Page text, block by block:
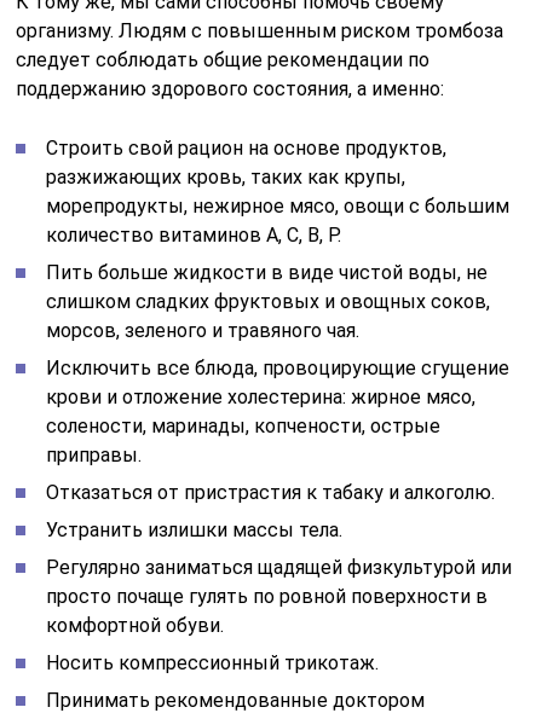
организму. Людям с повышенным риском тромбоза
следует соблюдать общие рекомендации по
поддержанию здорового состояния, а именно:
Строить свой рацион на основе продуктов,
разжижающих кровь, таких как крупы,
морепродукты, нежирное мясо, овощи с большим
количество витаминов А, С, В, Р.
Пить больше жидкости в виде чистой воды, не
слишком сладких фруктовых и овощных соков,
морсов, зеленого и травяного чая.
Исключить все блюда, провоцирующие сгущение
крови и отложение холестерина: жирное мясо,
солености, маринады, копчености, острые
приправы.
Отказаться от пристрастия к табаку и алкоголю.
Устранить излишки массы тела.
Регулярно заниматься щадящей физкультурой или
просто почаще гулять по ровной поверхности в
комфортной обуви.
Носить компрессионный трикотаж.
Принимать рекомендованные доктором